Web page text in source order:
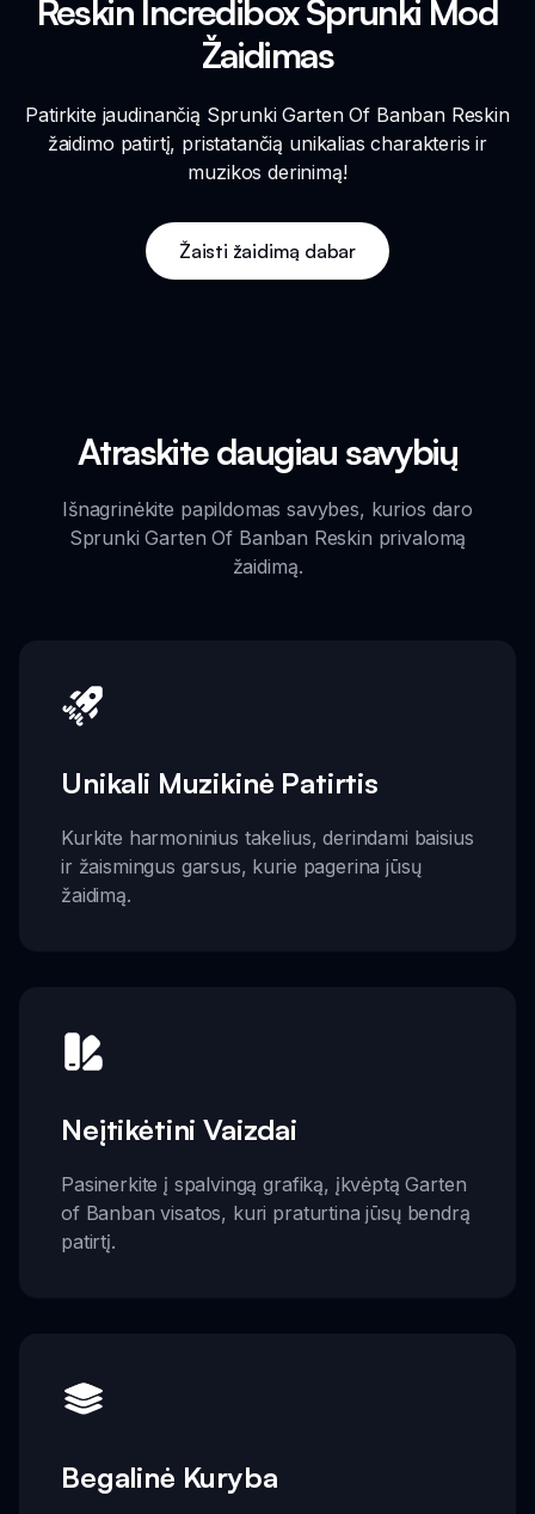
Reskin Incredibox Sprunki Mod
Žaidimas
Patirkite jaudinančią Sprunki Garten Of Banban Reskin
žaidimo patirtį, pristatančią unikalias charakteris ir
muzikos derinimą!
Žaisti žaidimą dabar
Atraskite daugiau savybių
Išnagrinėkite papildomas savybes, kurios daro
Sprunki Garten Of Banban Reskin privalomą
žaidimą.
Unikali Muzikinė Patirtis
Kurkite harmoninius takelius, derindami baisius
ir žaismingus garsus, kurie pagerina jūsų
žaidimą.
Neįtikėtini Vaizdai
Pasinerkite į spalvingą grafiką, įkvėptą Garten
of Banban visatos, kuri praturtina jūsų bendrą
patirtį.
Begalinė Kuryba